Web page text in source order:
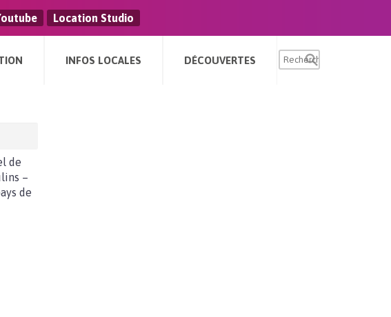
Location Studio
INFOS LOCALES DÉCOUVERTES
de
–
de